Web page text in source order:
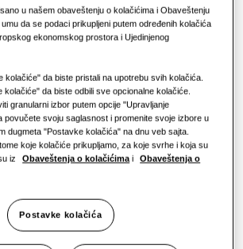
u našem obaveštenju o kolačićima i Obaveštenju
da se podaci prikupljeni putem određenih kolačića
ekonomskog prostora i Ujedinjenog
kolačiće" da biste pristali na upotrebu svih kolačića.
kolačiće" da biste odbili sve opcionalne kolačiće.
granularni izbor putem opcije "Upravljanje
povučete svoju saglasnost i promenite svoje izbore u
dugmeta "Postavke kolačića" na dnu veb sajta.
koje kolačiće prikupljamo, za koje svrhe i koja su
iz
Obaveštenja o kolačićima i
Obaveštenja o
Postavke kolačića